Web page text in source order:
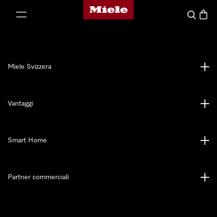
Homepage di Miele
Cerca
Miele Svizzera
Vantaggi
Smart Home
Partner commerciali